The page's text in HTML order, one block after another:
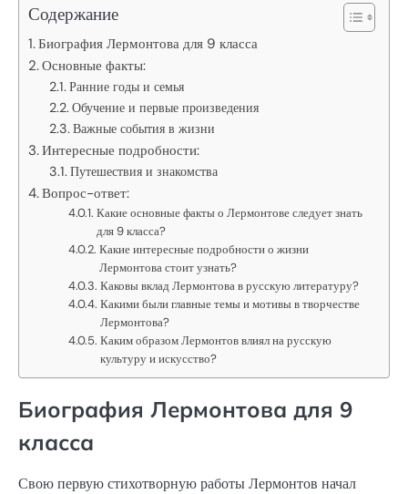
Содержание
Биография Лермонтова для 9 класса
Основные факты:
Ранние годы и семья
Обучение и первые произведения
Важные события в жизни
Интересные подробности:
Путешествия и знакомства
Вопрос-ответ:
Какие основные факты о Лермонтове следует знать
для 9 класса?
Какие интересные подробности о жизни
Лермонтова стоит узнать?
Каковы вклад Лермонтова в русскую литературу?
Какими были главные темы и мотивы в творчестве
Лермонтова?
Каким образом Лермонтов влиял на русскую
культуру и искусство?
Биография Лермонтова для 9
класса
Свою первую стихотворную работы Лермонтов начал